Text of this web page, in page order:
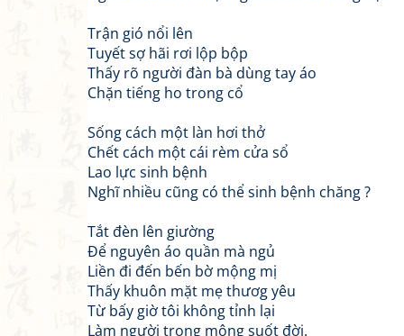
Trận gió nổi lên
Tuyết sợ hãi rơi lộp bộp
Thấy rõ người đàn bà dùng tay áo
Chặn tiếng ho trong cổ
Sống cách một làn hơi thở
Chết cách một cái rèm cửa sổ
Lao lực sinh bệnh
Nghĩ nhiều cũng có thể sinh bệnh chăng ?
Tắt đèn lên giường
Để nguyên áo quần mà ngủ
Liền đi đến bến bờ mộng mị
Thấy khuôn mặt mẹ thươg yêu
Từ bấy giờ tôi không tỉnh lại
Làm người trong mộng suốt đời.